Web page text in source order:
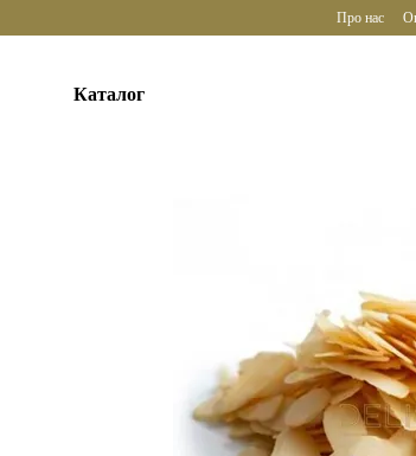
Про нас
Каталог